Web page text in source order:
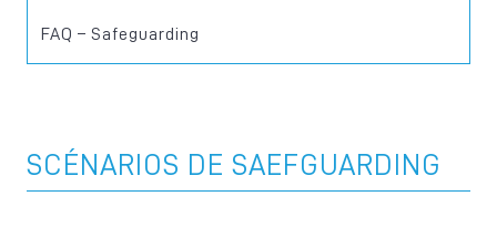
FAQ – Safeguarding
SCÉNARIOS DE SAEFGUARDING